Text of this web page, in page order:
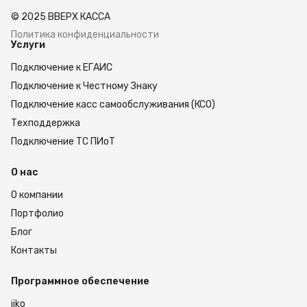
системах контроля.
Ключевые преимущества X27 L-ARL-W
Интеллектуальное декодирование: высокая
скорость обработки и точное распознавание
сложных штрихкодов.
Автофокусировка: стабильное сканирование
без ручной подстройки фокуса.
Красная подсветка: уверенное считывание
упаковки.
работы с мелкими кодами, DPM и маркировкой
на сложных объектах.
Линза 12 мм: решение для задач, где требуется
на объекте.
электронная часть рассчитаны на работу в
© 2025 ВВЕРХ КАССА
Политика конфиденциальности
Услуги
Подключение к ЕГАИС
Подключение к Честному Знаку
Подключение касс самообслуживания (КСО)
Техподдержка
Подключение ТС ПИоТ
О нас
О компании
Портфолио
Блог
Контакты
Программное обеспечение
iiko